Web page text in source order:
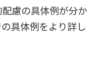
慮の具体例が分か
具体例をより詳し